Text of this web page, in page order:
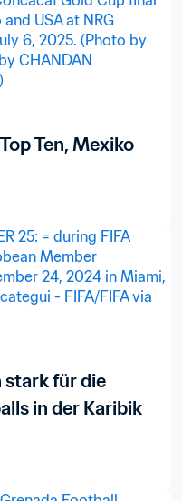
Ten, Mexiko
stark für die
in der Karibik